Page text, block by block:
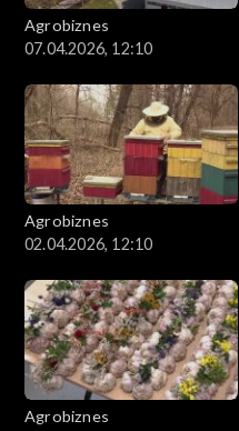
Agrobiznes
07.04.2026, 12:10
Agrobiznes
02.04.2026, 12:10
Agrobiznes